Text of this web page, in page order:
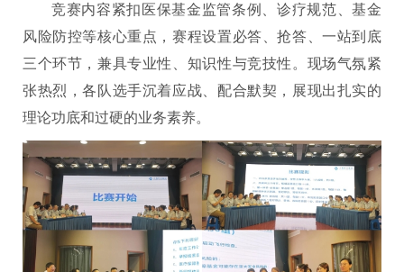
竞赛内容紧扣医保基金监管条例、诊疗规范、基金
风险防控等核心重点，赛程设置必答、抢答、一站到底
三个环节，兼具专业性、知识性与竞技性。现场气氛紧
张热烈，各队选手沉着应战、配合默契，展现出扎实的
理论功底和过硬的业务素养。